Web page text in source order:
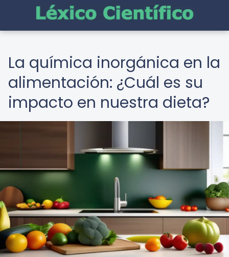
La química inorgánica en la
alimentación: ¿Cuál es su
impacto en nuestra dieta?